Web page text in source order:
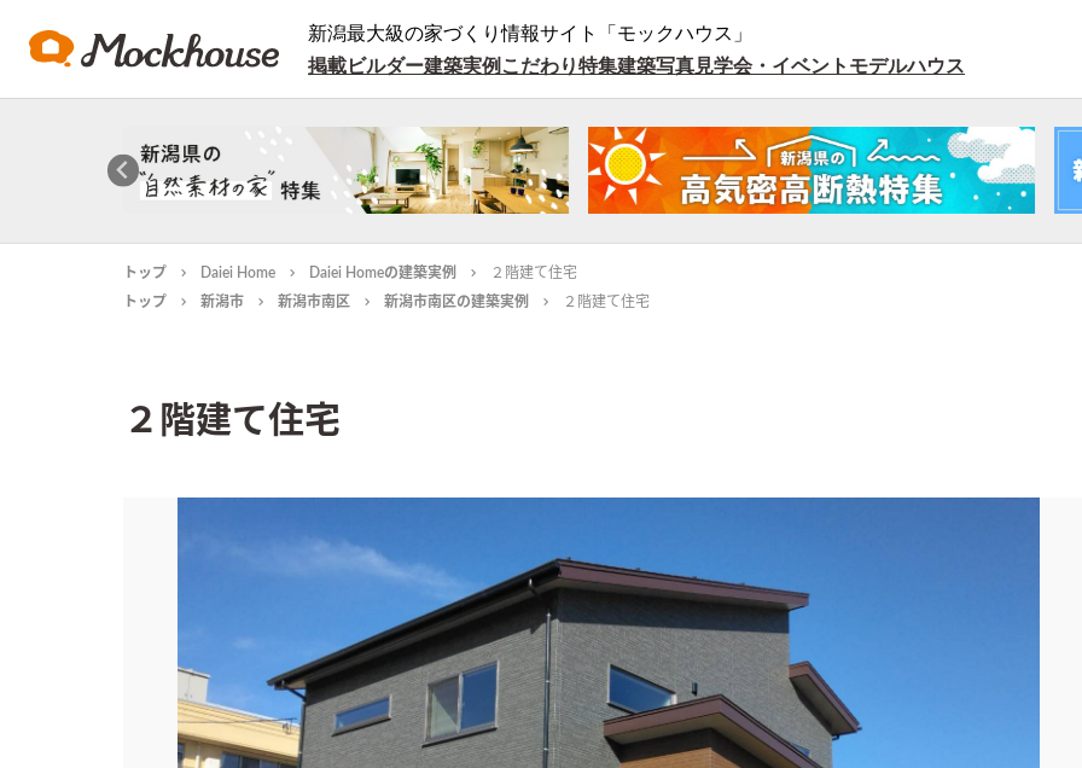
新潟最大級の家づくり情報サイト「モックハウス」
掲載ビルダー建築実例 こだわり特集建築写真見学会・イベント モデルハウス
トップ Daiei Home Daiei Homeの建築実例
２階建て住宅
トップ
新潟市 新潟市南区 新潟市南区の建築実例 ２階建て住宅
２階建て住宅